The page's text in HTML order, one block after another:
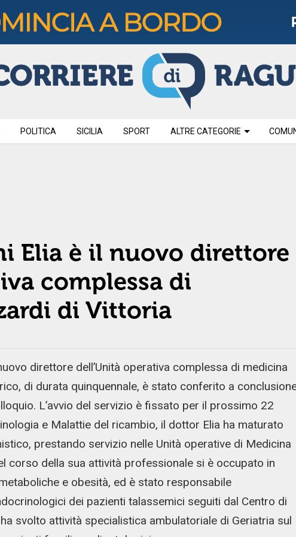
POLITICA SICILIA SPORT ALTRE CATEGORIE
Elia è il nuovo direttore
complessa di
di Vittoria
direttore dell’Unità operativa complessa di medicina
di durata quinquennale, è stato conferito a
L’avvio del servizio è fissato per il prossimo 22
e Malattie del ricambio, il dottor Elia ha maturato
prestando servizio nelle Unità operative di Medicina
corso della sua attività professionale si è occupato in
e obesità, ed è stato responsabile
dei pazienti talassemici seguiti dal Centro di
svolto attività specialistica ambulatoriale di Geriatria sul